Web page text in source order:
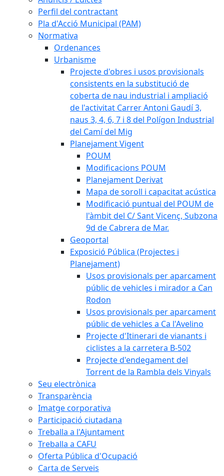
Perfil del contractant
Pla d'Acció Municipal (PAM)
Normativa
Ordenances
Urbanisme
Projecte d'obres i usos provisionals
consistents en la substitució de
coberta de nau industrial i ampliació
de l'activitat Carrer Antoni Gaudí 3,
naus 3, 4, 6, 7 i 8 del Polígon Industrial
del Camí del Mig
Planejament Vigent
POUM
Modificacions POUM
Planejament Derivat
Mapa de soroll i capacitat acústica
Modificació puntual del POUM de
l'àmbit del C/ Sant Vicenç, Subzona
9d de Cabrera de Mar.
Geoportal
Exposició Pública (Projectes i
Planejament)
Usos provisionals per aparcament
públic de vehicles i mirador a Can
Rodon
Usos provisionals per aparcament
públic de vehicles a Ca l'Avelino
Projecte d'Itinerari de vianants i
ciclistes a la carretera B-502
Projecte d'endegament del
Torrent de la Rambla dels Vinyals
Seu electrònica
Transparència
Imatge corporativa
Participació ciutadana
Treballa a l'Ajuntament
Treballa a CAFU
Oferta Pública d'Ocupació
Carta de Serveis